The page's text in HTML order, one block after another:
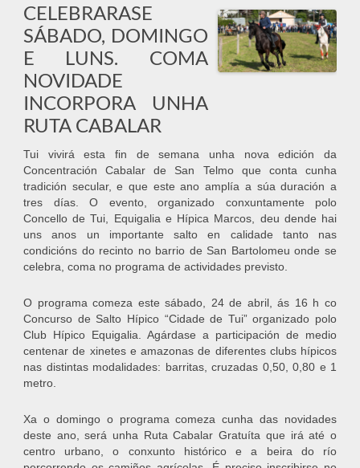
CELEBRARASE
SÁBADO, DOMINGO
E LUNS. COMA
NOVIDADE
INCORPORA UNHA
RUTA CABALAR
Tui vivirá esta fin de semana unha nova edición da
Concentración Cabalar de San Telmo que conta cunha
tradición secular, e que este ano amplía a súa duración a
tres días. O evento, organizado conxuntamente polo
Concello de Tui, Equigalia e Hípica Marcos, deu dende hai
uns anos un importante salto en calidade tanto nas
condicións do recinto no barrio de San Bartolomeu onde se
celebra, coma no programa de actividades previsto.
O programa comeza este sábado, 24 de abril, ás 16 h co
Concurso de Salto Hípico “Cidade de Tui” organizado polo
Club Hípico Equigalia. Agárdase a participación de medio
centenar de xinetes e amazonas de diferentes clubs hípicos
nas distintas modalidades: barritas, cruzadas 0,50, 0,80 e 1
metro.
Xa o domingo o programa comeza cunha das novidades
deste ano, será unha Ruta Cabalar Gratuíta que irá até o
centro urbano, o conxunto histórico e a beira do río